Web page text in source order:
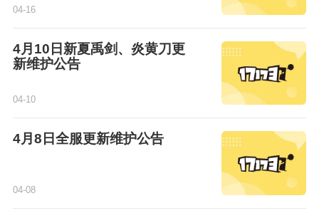
04-16
4月10日新夏禹剑、炎黄刀更
新维护公告
04-10
4月8日全服更新维护公告
04-08